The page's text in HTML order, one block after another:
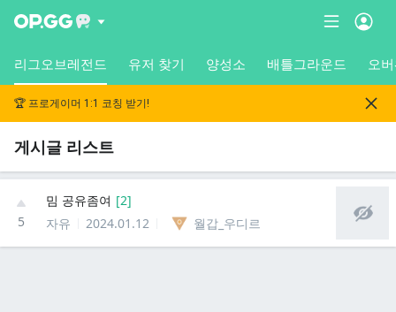
리그오브레전드 유저 찾기 양성소 배틀그라운드 오
🏆 프로게이머 1:1 코칭 받기!
게시글 리스트
5
밈 공유좀여 [2]
자유
2024.01.12 월갑_우디르